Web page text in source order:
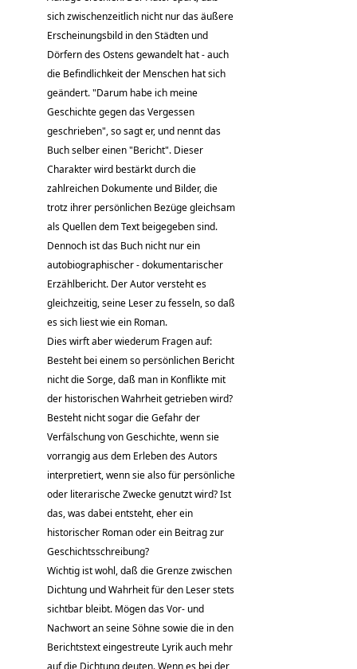
sich zwischenzeitlich nicht nur das äußere
Erscheinungsbild in den Städten und
Dörfern des Ostens gewandelt hat - auch
die Befindlichkeit der Menschen hat sich
geändert. "Darum habe ich meine
Geschichte gegen das Vergessen
geschrieben", so sagt er, und nennt das
Buch selber einen "Bericht". Dieser
Charakter wird bestärkt durch die
zahlreichen Dokumente und Bilder, die
trotz ihrer persönlichen Bezüge gleichsam
als Quellen dem Text beigegeben sind.
Dennoch ist das Buch nicht nur ein
autobiographischer - dokumentarischer
Erzählbericht. Der Autor versteht es
gleichzeitig, seine Leser zu fesseln, so daß
es sich liest wie ein Roman.
Dies wirft aber wiederum Fragen auf:
Besteht bei einem so persönlichen Bericht
nicht die Sorge, daß man in Konflikte mit
der historischen Wahrheit getrieben wird?
Besteht nicht sogar die Gefahr der
Verfälschung von Geschichte, wenn sie
vorrangig aus dem Erleben des Autors
interpretiert, wenn sie also für persönliche
oder literarische Zwecke genutzt wird? Ist
das, was dabei entsteht, eher ein
historischer Roman oder ein Beitrag zur
Geschichtsschreibung?
Wichtig ist wohl, daß die Grenze zwischen
Dichtung und Wahrheit für den Leser stets
sichtbar bleibt. Mögen das Vor- und
Nachwort an seine Söhne sowie die in den
Berichtstext eingestreute Lyrik auch mehr
auf die Dichtung deuten. Wenn es bei der